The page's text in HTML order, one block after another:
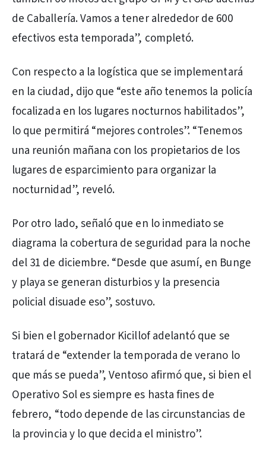
de Caballería. Vamos a tener alrededor de 600
efectivos esta temporada”, completó.
Con respecto a la logística que se implementará
en la ciudad, dijo que “este año tenemos la policía
focalizada en los lugares nocturnos habilitados”,
lo que permitirá “mejores controles”. “Tenemos
una reunión mañana con los propietarios de los
lugares de esparcimiento para organizar la
nocturnidad”, reveló.
Por otro lado, señaló que en lo inmediato se
diagrama la cobertura de seguridad para la noche
del 31 de diciembre. “Desde que asumí, en Bunge
y playa se generan disturbios y la presencia
policial disuade eso”, sostuvo.
Si bien el gobernador Kicillof adelantó que se
tratará de “extender la temporada de verano lo
que más se pueda”, Ventoso afirmó que, si bien el
Operativo Sol es siempre es hasta fines de
febrero, “todo depende de las circunstancias de
la provincia y lo que decida el ministro”.